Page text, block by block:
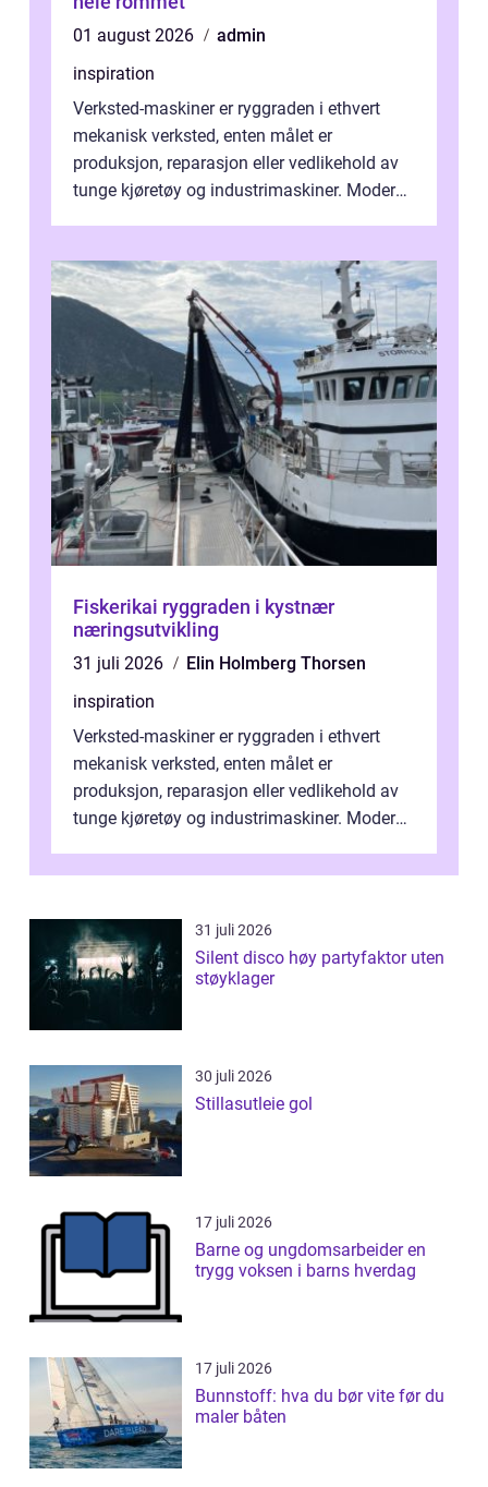
01 august 2026
admin
inspiration
Verksted-maskiner er ryggraden i ethvert
mekanisk verksted, enten målet er
produksjon, reparasjon eller vedlikehold av
tunge kjøretøy og industrimaskiner. Moderne
Fiskerikai ryggraden i kystnær
næringsutvikling
31 juli 2026
Elin Holmberg Thorsen
inspiration
Verksted-maskiner er ryggraden i ethvert
mekanisk verksted, enten målet er
produksjon, reparasjon eller vedlikehold av
tunge kjøretøy og industrimaskiner. Moderne
31 juli 2026
Silent disco høy partyfaktor uten
støyklager
30 juli 2026
Stillasutleie gol
17 juli 2026
Barne og ungdomsarbeider en
trygg voksen i barns hverdag
17 juli 2026
Bunnstoff: hva du bør vite før du
maler båten